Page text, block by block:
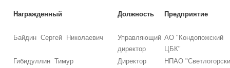
Награжденный Должность Предприятие
Байдин Сергей Николаевич
Управляющий
директор
АО "Кондопожский
ЦБК"
Гибидуллин Тимур
Директор
НПАО